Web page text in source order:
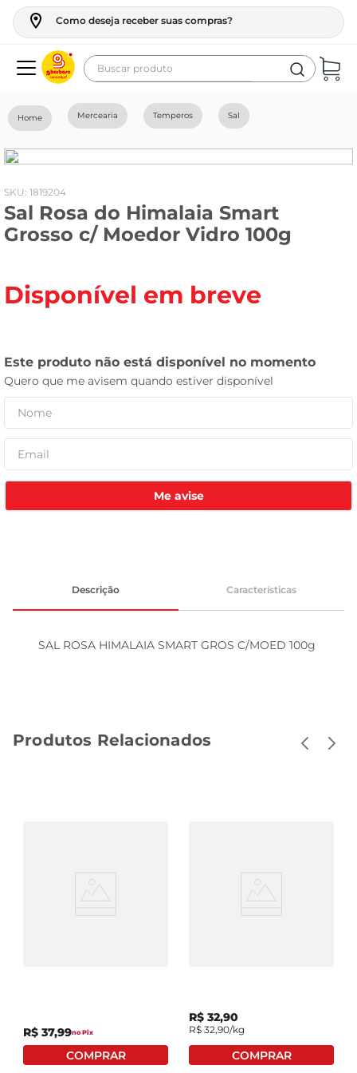
Como deseja receber suas compras?
Buscar produto
Mercearia Temperos Sal
: 1819204
Sal Rosa do Himalaia Smart
Grosso c/ Moedor Vidro 100g
Disponível em breve
Me avise
Descrição Características
SAL ROSA HIMALAIA SMART GROS C/MOED 100g
Produtos Relacionados
R$ 37,99no Pix
R$ 32,90
R$ 32,90/kg
geladeira
fogao
café
cerveja
leite
tv